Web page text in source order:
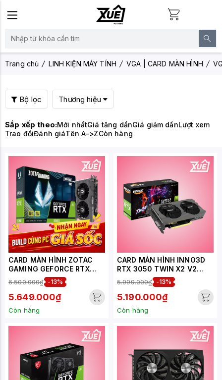
Trang chủ LINH KIỆN MÁY TÍNH VGA | CARD MÀN HÌNH
Bộ lọc Thương hiệu
Sắp xếp theo:Mới nhấtGiá tăng dầnGiá giảm dầnLượt xem
Trao đổiĐánh giáTên A->ZCòn hàng
CARD MÀN HÌNH ZOTAC
GAMING GEFORCE RTX
3050 6GB GDDR6 TWIN
EDGE OC
6.500.000₫ -13%
5.649.000₫
Còn hàng
CARD MÀN HÌNH INNO3D
RTX 3050 TWIN X2 V2
5.999.000₫ -13%
5.190.000₫
Còn hàng